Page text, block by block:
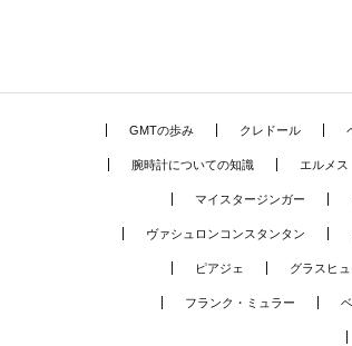
GMTの歩み クレドール
腕時計についての知識 エルメス
マイスタージンガー
ヴァシュロンコンスタンタン
ピアジェ グラスヒ
フランク・ミュラー